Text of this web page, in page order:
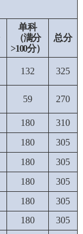
单科
（满分
>100分）
总分
132 325
59 270
180
310
180
305
180
305
180
305
180
305
180
305